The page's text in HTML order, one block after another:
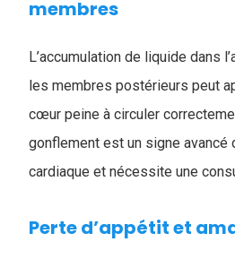
membres
L’accumulation de liquide dans
les membres postérieurs peut
cœur peine à circuler
gonflement est un signe avancé
cardiaque et nécessite une
Perte d’appétit et